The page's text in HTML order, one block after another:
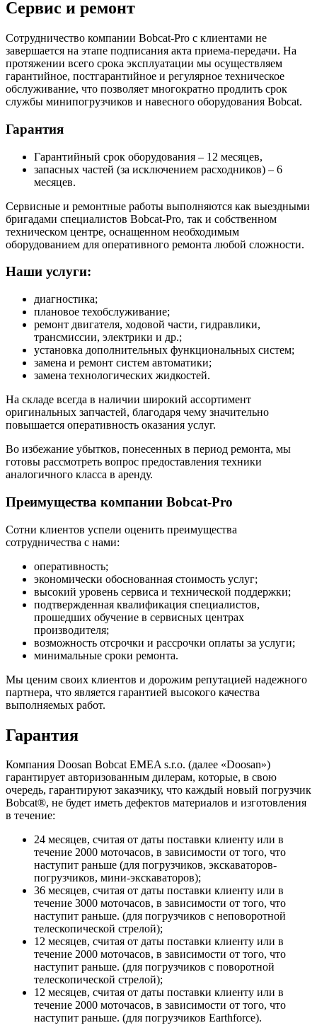
Сервис и ремонт
Сотрудничество компании Bobcat-Pro с клиентами не
завершается на этапе подписания акта приема-передачи. На
протяжении всего срока эксплуатации мы осуществляем
гарантийное, постгарантийное и регулярное техническое
обслуживание, что позволяет многократно продлить срок
службы минипогрузчиков и навесного оборудования Bobcat.
Гарантия
Гарантийный срок оборудования – 12 месяцев,
запасных частей (за исключением расходников) – 6
месяцев.
Сервисные и ремонтные работы выполняются как выездными
бригадами специалистов Bobcat-Pro, так и собственном
техническом центре, оснащенном необходимым
оборудованием для оперативного ремонта любой сложности.
Наши услуги:
диагностика;
плановое техобслуживание;
ремонт двигателя, ходовой части, гидравлики,
трансмиссии, электрики и др.;
установка дополнительных функциональных систем;
замена и ремонт систем автоматики;
замена технологических жидкостей.
На складе всегда в наличии широкий ассортимент
оригинальных запчастей, благодаря чему значительно
повышается оперативность оказания услуг.
Во избежание убытков, понесенных в период ремонта, мы
готовы рассмотреть вопрос предоставления техники
аналогичного класса в аренду.
Преимущества компании Bobcat-Pro
Сотни клиентов успели оценить преимущества
сотрудничества с нами:
оперативность;
экономически обоснованная стоимость услуг;
высокий уровень сервиса и технической поддержки;
подтвержденная квалификация специалистов,
прошедших обучение в сервисных центрах
производителя;
возможность отсрочки и рассрочки оплаты за услуги;
минимальные сроки ремонта.
Мы ценим своих клиентов и дорожим репутацией надежного
партнера, что является гарантией высокого качества
выполняемых работ.
Гарантия
Компания Doosan Bobcat EMEA s.r.o. (далее «Doosan»)
гарантирует авторизованным дилерам, которые, в свою
очередь, гарантируют заказчику, что каждый новый погрузчик
Bobcat®, не будет иметь дефектов материалов и изготовления
в течение:
24 месяцев, считая от даты поставки клиенту или в
течение 2000 моточасов, в зависимости от того, что
наступит раньше (для погрузчиков, экскаваторов-
погрузчиков, мини-экскаваторов);
36 месяцев, считая от даты поставки клиенту или в
течение 3000 моточасов, в зависимости от того, что
наступит раньше. (для погрузчиков с неповоротной
телескопической стрелой);
12 месяцев, считая от даты поставки клиенту или в
течение 2000 моточасов, в зависимости от того, что
наступит раньше. (для погрузчиков с поворотной
телескопической стрелой);
12 месяцев, считая от даты поставки клиенту или в
течение 2000 моточасов, в зависимости от того, что
наступит раньше. (для погрузчиков Earthforce).